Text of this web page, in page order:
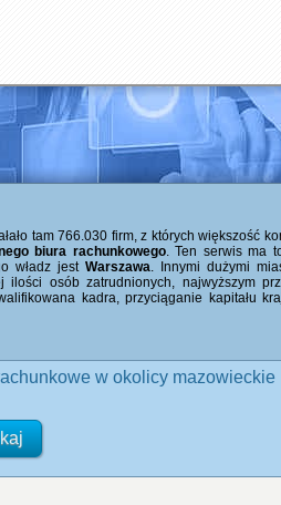
tam 766.030 firm, z których większość
biura rachunkowego. Ten serwis ma
władz jest Warszawa. Innymi dużymi
osób zatrudnionych, najwyższym
kadra, przyciąganie kapitału
w okolicy mazowieckie